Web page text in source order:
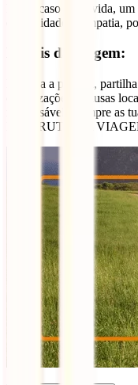
E, em caso de dúvida,
cordialidade e simpatia,
Depois da viagem:
Espalha a palavra,
organizações e causas
responsável. Cumpre as
DESFRUTA DA